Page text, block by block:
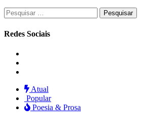
Pesquisar
por:
Redes Sociais
Atual
Popular
Poesia & Prosa